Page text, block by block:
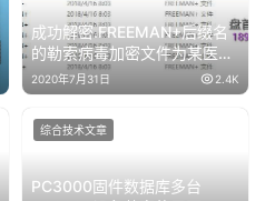
成功解密.FREEMAN+后缀名
的勒索病毒加密文件为某医院
的管理系统数据库
2020年7月31日 2.4K
PC3000固件数据库多台
综合技术文章